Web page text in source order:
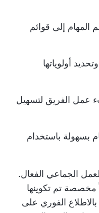
المهام إلى قوائم
أولوياتها
عمل الفريق لتسهيل
بسهولة باستخدام
الجماعي الفعال.
مخصصة تم تكوينها
الفوري على